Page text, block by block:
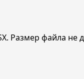
Размер файла